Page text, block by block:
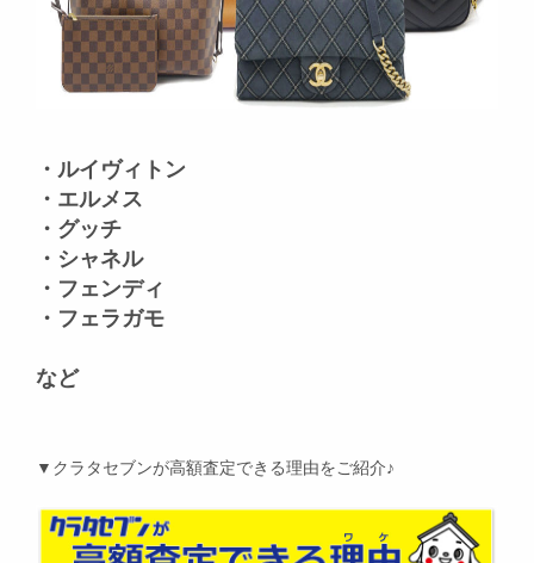
・ルイヴィトン
・エルメス
・グッチ
・シャネル
・フェンディ
・フェラガモ
など
▼クラタセブンが高額査定できる理由をご紹介♪